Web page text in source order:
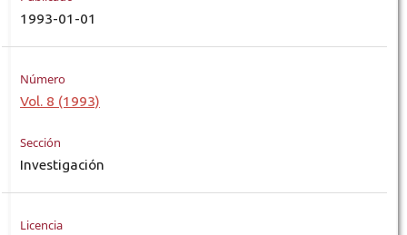
1993-01-01
Número
Vol. 8 (1993)
Sección
Investigación
Licencia